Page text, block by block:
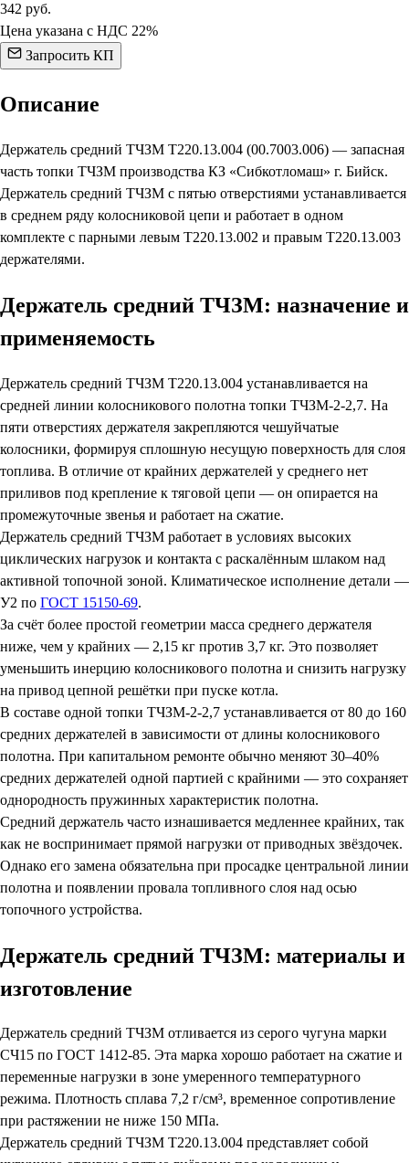
342 руб.
Цена указана с НДС 22%
Запросить КП
Описание
Держатель средний ТЧЗМ Т220.13.004 (00.7003.006) — запасная
часть топки ТЧЗМ производства КЗ «Сибкотломаш» г. Бийск.
Держатель средний ТЧЗМ с пятью отверстиями устанавливается
в среднем ряду колосниковой цепи и работает в одном
комплекте с парными левым Т220.13.002 и правым Т220.13.003
держателями.
Держатель средний ТЧЗМ: назначение и
применяемость
Держатель средний ТЧЗМ Т220.13.004 устанавливается на
средней линии колосникового полотна топки ТЧЗМ-2-2,7. На
пяти отверстиях держателя закрепляются чешуйчатые
колосники, формируя сплошную несущую поверхность для слоя
топлива. В отличие от крайних держателей у среднего нет
приливов под крепление к тяговой цепи — он опирается на
промежуточные звенья и работает на сжатие.
Держатель средний ТЧЗМ работает в условиях высоких
циклических нагрузок и контакта с раскалённым шлаком над
активной топочной зоной. Климатическое исполнение детали —
У2 по ГОСТ 15150-69.
За счёт более простой геометрии масса среднего держателя
ниже, чем у крайних — 2,15 кг против 3,7 кг. Это позволяет
уменьшить инерцию колосникового полотна и снизить нагрузку
на привод цепной решётки при пуске котла.
В составе одной топки ТЧЗМ-2-2,7 устанавливается от 80 до 160
средних держателей в зависимости от длины колосникового
полотна. При капитальном ремонте обычно меняют 30–40%
средних держателей одной партией с крайними — это сохраняет
однородность пружинных характеристик полотна.
Средний держатель часто изнашивается медленнее крайних, так
как не воспринимает прямой нагрузки от приводных звёздочек.
Однако его замена обязательна при просадке центральной линии
полотна и появлении провала топливного слоя над осью
топочного устройства.
Держатель средний ТЧЗМ: материалы и
изготовление
Держатель средний ТЧЗМ отливается из серого чугуна марки
СЧ15 по ГОСТ 1412-85. Эта марка хорошо работает на сжатие и
переменные нагрузки в зоне умеренного температурного
режима. Плотность сплава 7,2 г/см³, временное сопротивление
при растяжении не ниже 150 МПа.
Держатель средний ТЧЗМ Т220.13.004 представляет собой